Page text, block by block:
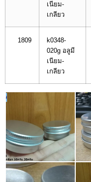
เนียม-
เกลียว
1809
k0348-
020g อลูมี
เนียม-
เกลียว